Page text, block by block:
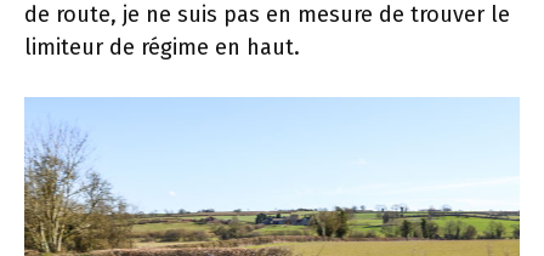
de route, je ne suis pas en mesure de trouver le
limiteur de régime en haut.